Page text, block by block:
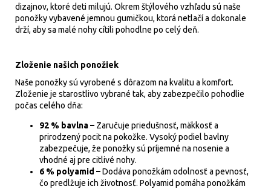
dizajnov, ktoré deti milujú. Okrem štýlového vzhľadu sú naše
ponožky vybavené jemnou gumičkou, ktorá netlačí a dokonale
drží, aby sa malé nohy cítili pohodlne po celý deň.
Zloženie našich ponožiek
Naše ponožky sú vyrobené s dôrazom na kvalitu a komfort.
Zloženie je starostlivo vybrané tak, aby zabezpečilo pohodlie
počas celého dňa:
92 % bavlna – Zaručuje priedušnosť, mäkkosť a
prirodzený pocit na pokožke. Vysoký podiel bavlny
zabezpečuje, že ponožky sú príjemné na nosenie a
vhodné aj pre citlivé nohy.
6 % polyamid –Dodáva ponožkám odolnosť a pevnosť,
čo predlžuje ich životnosť. Polyamid pomáha ponožkám